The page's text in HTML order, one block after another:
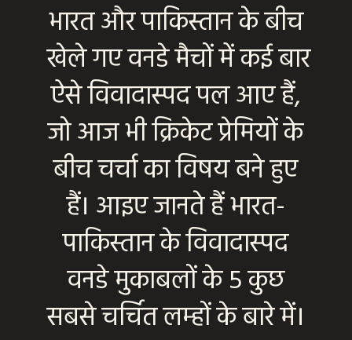
भारत और पाकिस्तान के बीच
खेले गए वनडे मैचों में कई बार
ऐसे विवादास्पद पल आए हैं,
जो आज भी क्रिकेट प्रेमियों के
बीच चर्चा का विषय बने हुए
हैं। आइए जानते हैं भारत-
पाकिस्तान के विवादास्पद
वनडे मुकाबलों के 5 कुछ
सबसे चर्चित लम्हों के बारे में।